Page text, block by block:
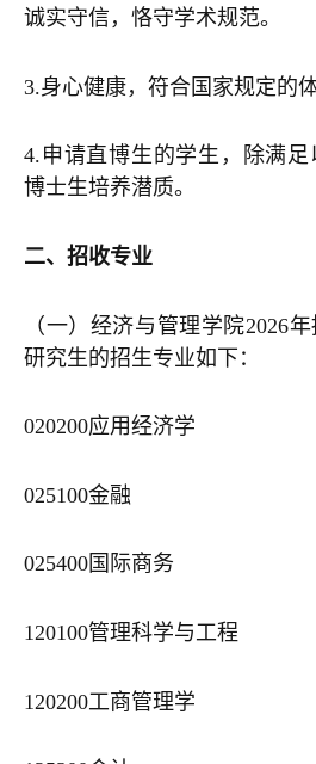
诚实守信，恪守学术规范。
3.身心健康，符合国家规定的
4.申请直博生的学生，除满
博士生培养潜质。
二、招收专业
（一）经济与管理学院2026
研究生的招生专业如下：
020200应用经济学
025100金融
025400国际商务
120100管理科学与工程
120200工商管理学